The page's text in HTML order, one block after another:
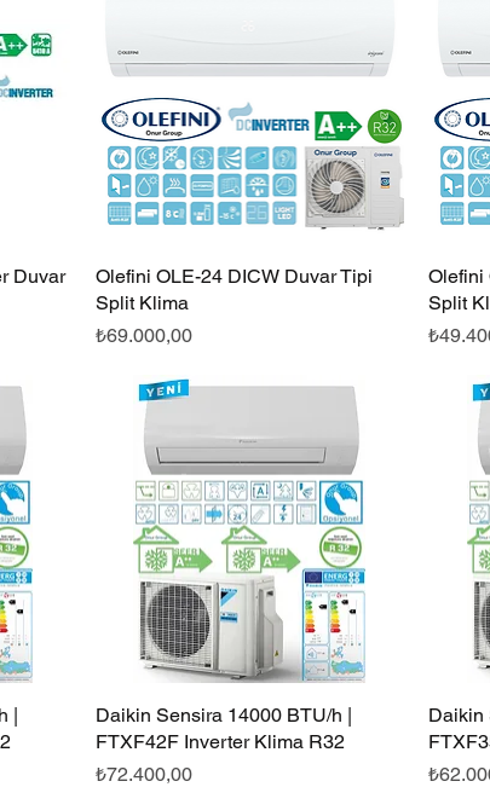
Duvar
Hızlı Bakış
Olefini OLE-24 DICW Duvar Tipi
Split Klima
Fiyat
₺69.000,00
Olefini
Split
Fiyat
|
Hızlı Bakış
Daikin Sensira 14000 BTU/h |
FTXF42F Inverter Klima R32
Fiyat
₺72.400,00
Daikin
Fiyat